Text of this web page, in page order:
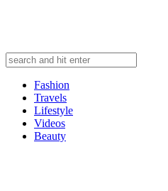
Fashion
Travels
Lifestyle
Videos
Beauty